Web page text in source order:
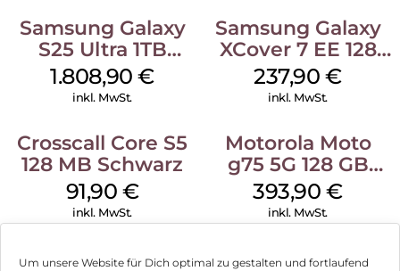
Um unsere Website für Dich optimal zu gestalten und fortlaufend
Samsung Galaxy
S25 Ultra 1TB
Titanium Black
1.808,90€
inkl. MwSt.
Samsung Galaxy
XCover 7 EE 128
GB Black
237,90€
inkl. MwSt.
Crosscall Core S5
128 MB Schwarz
91,90 €
inkl. MwSt.
Motorola Moto
g75 5G 128 GB
Charcoal Gray
393,90€
inkl. MwSt.